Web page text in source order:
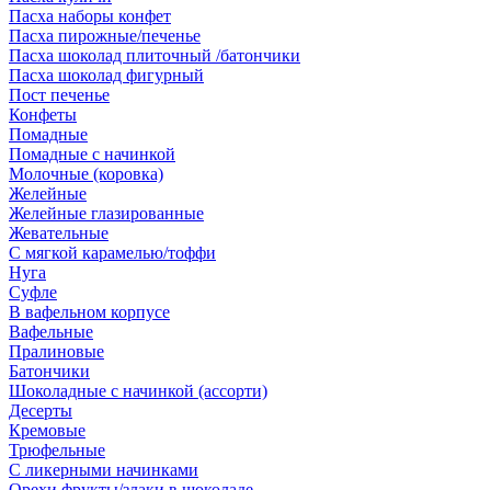
Пасха наборы конфет
Пасха пирожные/печенье
Пасха шоколад плиточный /батончики
Пасха шоколад фигурный
Пост печенье
Конфеты
Помадные
Помадные с начинкой
Молочные (коровка)
Желейные
Желейные глазированные
Жевательные
С мягкой карамелью/тоффи
Нуга
Суфле
В вафельном корпусе
Вафельные
Пралиновые
Батончики
Шоколадные с начинкой (ассорти)
Десерты
Кремовые
Трюфельные
С ликерными начинками